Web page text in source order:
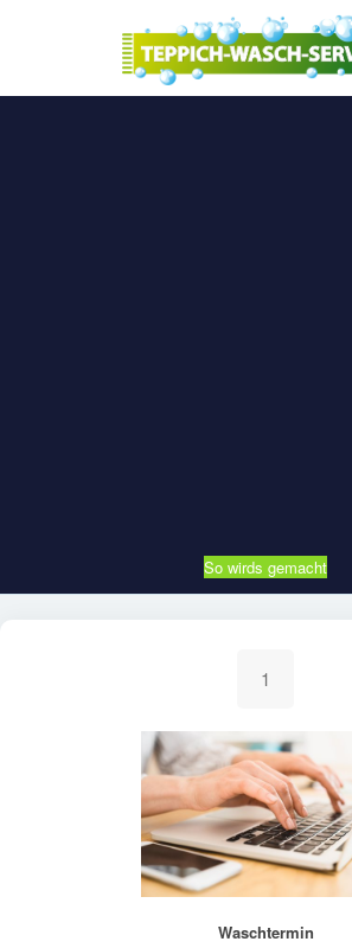
So wirds gemacht
1
Waschtermin